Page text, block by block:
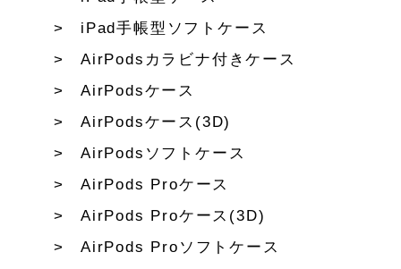
iPad手帳型ソフトケース
AirPodsカラビナ付きケース
AirPodsケース
AirPodsケース(3D)
AirPodsソフトケース
AirPods Proケース
AirPods Proケース(3D)
AirPods Proソフトケース